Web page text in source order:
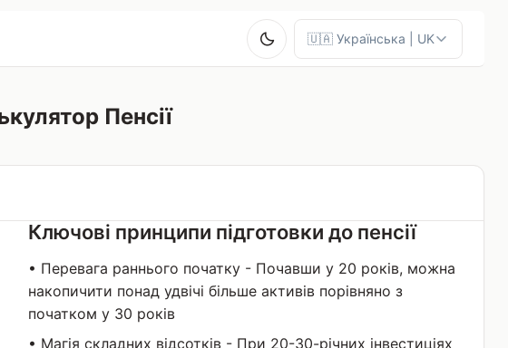
Пенсії
Ключові принципи підготовки до пенсії
• Перевага раннього початку - Почавши у 20 років, можна
накопичити понад удвічі більше активів порівняно з
початком у 30 років
• Магія складних відсотків - При 20-30-річних інвестиціях